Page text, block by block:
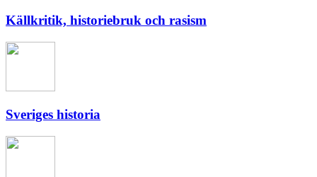
Källkritik, historiebruk och rasism
Sveriges historia